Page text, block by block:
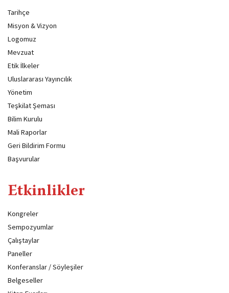
Tarihçe
Misyon & Vizyon
Logomuz
Mevzuat
Etik İlkeler
Uluslararası Yayıncılık
Yönetim
Teşkilat Şeması
Bilim Kurulu
Mali Raporlar
Geri Bildirim Formu
Başvurular
Etkinlikler
Kongreler
Sempozyumlar
Çalıştaylar
Paneller
Konferanslar / Söyleşiler
Belgeseller